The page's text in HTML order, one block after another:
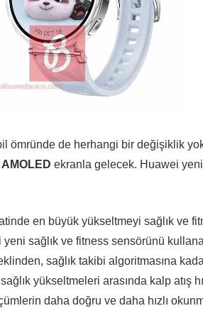
ömründe de herhangi bir değişiklik
ekranla gelecek. Huawei yeni
en büyük yükseltmeyi sağlık ve
yeni sağlık ve fitness sensörünü
sağlık takibi algoritmasına
yükseltmeleri arasında kalp atış
daha doğru ve daha hızlı